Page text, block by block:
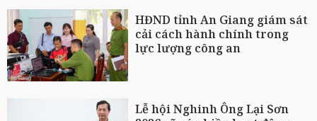
HĐND tỉnh An Giang giám sát
cải cách hành chính trong
lực lượng công an
Lễ hội Nghinh Ông Lại Sơn